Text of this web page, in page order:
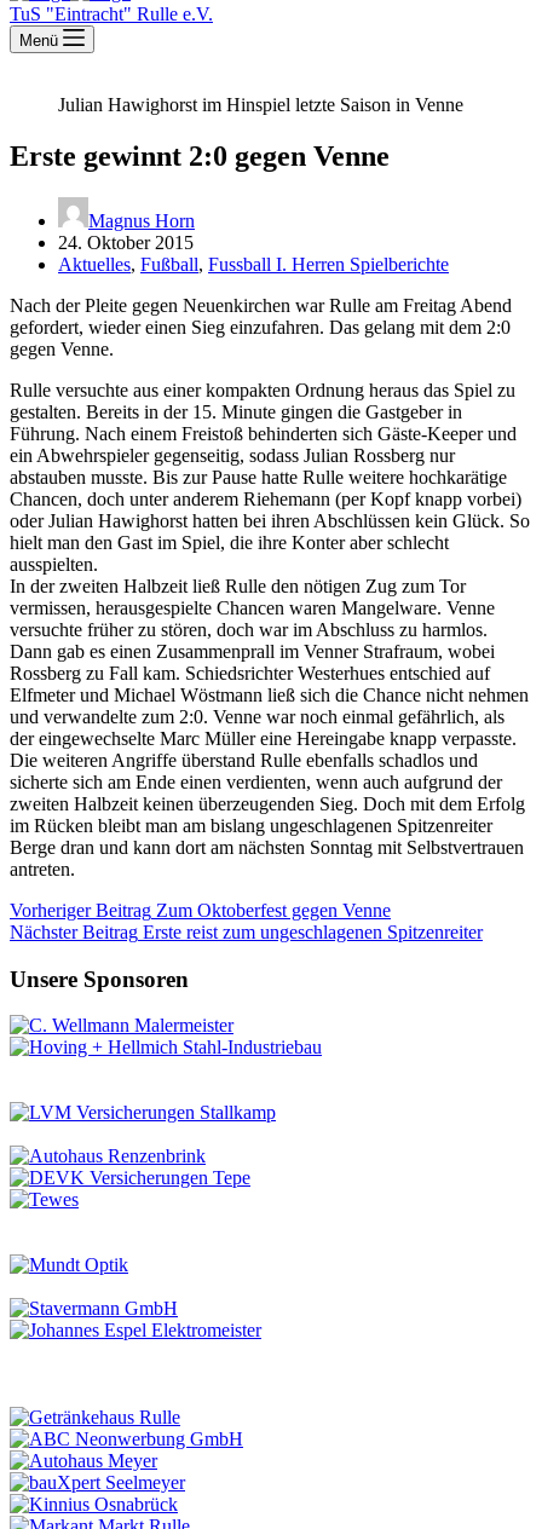
TuS "Eintracht" Rulle e.V.
Menü
Julian Hawighorst im Hinspiel letzte Saison in Venne
Erste gewinnt 2:0 gegen Venne
Magnus Horn
24. Oktober 2015
Aktuelles, Fußball, Fussball I. Herren Spielberichte
Nach der Pleite gegen Neuenkirchen war Rulle am Freitag Abend
gefordert, wieder einen Sieg einzufahren. Das gelang mit dem 2:0
gegen Venne.
Rulle versuchte aus einer kompakten Ordnung heraus das Spiel zu
gestalten. Bereits in der 15. Minute gingen die Gastgeber in
Führung. Nach einem Freistoß behinderten sich Gäste-Keeper und
ein Abwehrspieler gegenseitig, sodass Julian Rossberg nur
abstauben musste. Bis zur Pause hatte Rulle weitere hochkarätige
Chancen, doch unter anderem Riehemann (per Kopf knapp vorbei)
oder Julian Hawighorst hatten bei ihren Abschlüssen kein Glück. So
hielt man den Gast im Spiel, die ihre Konter aber schlecht
ausspielten.
In der zweiten Halbzeit ließ Rulle den nötigen Zug zum Tor
vermissen, herausgespielte Chancen waren Mangelware. Venne
versuchte früher zu stören, doch war im Abschluss zu harmlos.
Dann gab es einen Zusammenprall im Venner Strafraum, wobei
Rossberg zu Fall kam. Schiedsrichter Westerhues entschied auf
Elfmeter und Michael Wöstmann ließ sich die Chance nicht nehmen
und verwandelte zum 2:0. Venne war noch einmal gefährlich, als
der eingewechselte Marc Müller eine Hereingabe knapp verpasste.
Die weiteren Angriffe überstand Rulle ebenfalls schadlos und
sicherte sich am Ende einen verdienten, wenn auch aufgrund der
zweiten Halbzeit keinen überzeugenden Sieg. Doch mit dem Erfolg
im Rücken bleibt man am bislang ungeschlagenen Spitzenreiter
Berge dran und kann dort am nächsten Sonntag mit Selbstvertrauen
antreten.
VorherigerBeitrag Zum Oktoberfest gegen Venne
NächsterBeitrag Erste reist zum ungeschlagenen Spitzenreiter
Unsere Sponsoren